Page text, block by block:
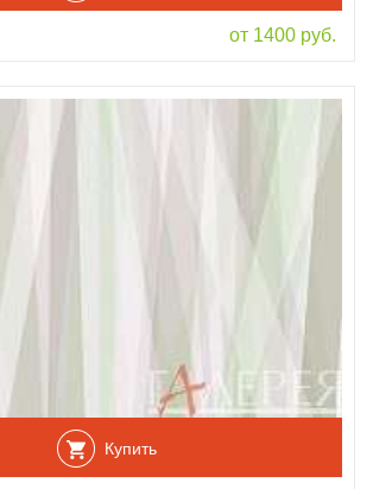
от 1400 руб.
Купить